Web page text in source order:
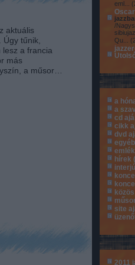
eml... (
/
Qu... (
a
a
cd
cikk
dvd
hírek (
site
2011
aktuális
tűnik,
a francia
más
a műsor…